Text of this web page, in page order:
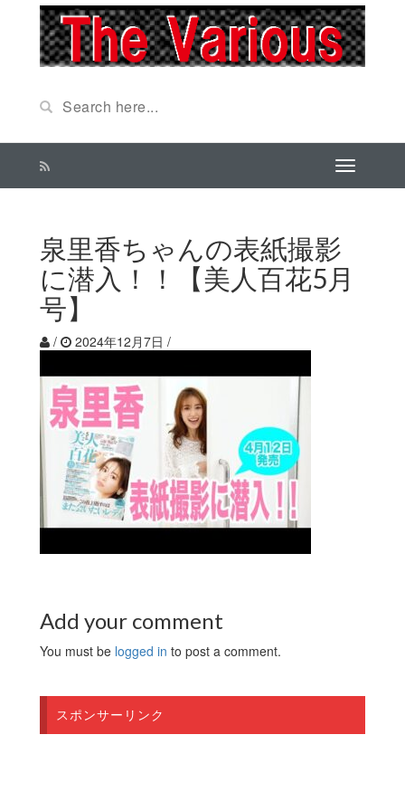
泉里香ちゃんの表紙撮影
に潜入！！【美人百花5月
号】
/ 2024年12月7日 /
Add your comment
You must be logged in to post a comment.
スポンサーリンク